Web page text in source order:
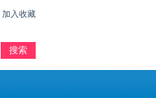
加入收藏